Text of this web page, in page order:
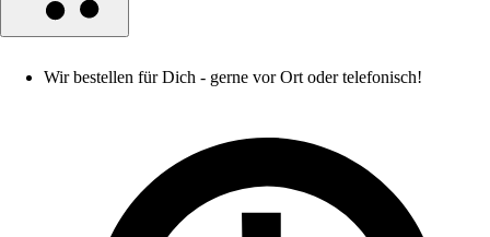
Wir bestellen für Dich - gerne vor Ort oder telefonisch!